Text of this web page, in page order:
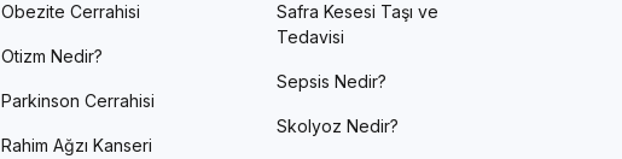
Obezite Cerrahisi
Otizm Nedir?
Parkinson Cerrahisi
Rahim Ağzı Kanseri
Safra Kesesi Taşı ve
Tedavisi
Sepsis Nedir?
Skolyoz Nedir?